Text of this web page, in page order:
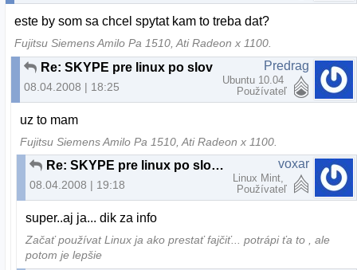
este by som sa chcel spytat kam to treba dat?
Fujitsu Siemens Amilo Pa 1510, Ati Radeon x 1100.
08.04.2008 | 18:25
Predrag
Ubuntu 10.04
Používateľ
uz to mam
Fujitsu Siemens Amilo Pa 1510, Ati Radeon x 1100.
Re: SKYPE pre linux po slovensky
08.04.2008 | 19:18
voxar
Linux Mint,
Používateľ
super..aj ja... dik za info
Začať používat Linux ja ako prestať fajčiť... potrápi ťa to , ale
potom je lepšie